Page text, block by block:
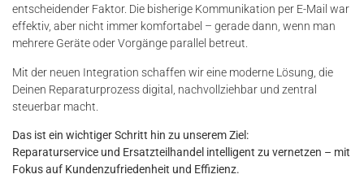
entscheidender Faktor. Die bisherige Kommunikation per E-Mail war
effektiv, aber nicht immer komfortabel – gerade dann, wenn man
mehrere Geräte oder Vorgänge parallel betreut.
Mit der neuen Integration schaffen wir eine moderne Lösung, die
Deinen Reparaturprozess digital, nachvollziehbar und zentral
steuerbar macht.
Das ist ein wichtiger Schritt hin zu unserem Ziel:
Reparaturservice und Ersatzteilhandel intelligent zu vernetzen – mit
Fokus auf Kundenzufriedenheit und Effizienz.